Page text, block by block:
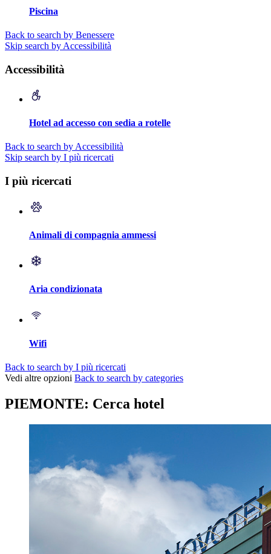
Piscina
Back to search by Benessere
Skip search by Accessibilità
Accessibilità
Hotel ad accesso con sedia a rotelle
Back to search by Accessibilità
Skip search by I più ricercati
I più ricercati
Animali di compagnia ammessi
Aria condizionata
Wifi
Back to search by I più ricercati
Vedi altre opzioni Back to search by categories
PIEMONTE: Cerca hotel